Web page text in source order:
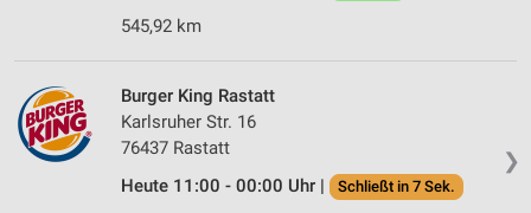
545,92 km
❯
Burger King Rastatt
Karlsruher Str. 16
76437 Rastatt
Heute 11:00 - 00:00 Uhr |
Schließt in 7 Sek.